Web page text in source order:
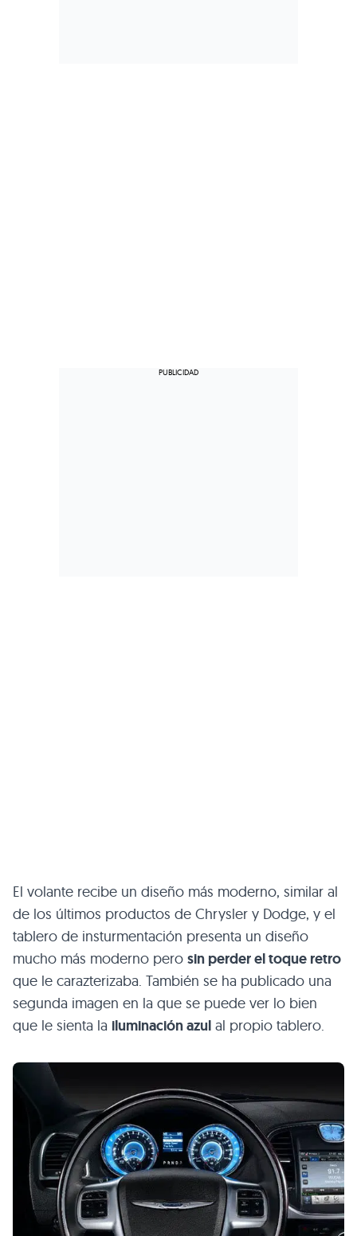
El volante recibe un diseño más moderno, similar al
de los últimos productos de Chrysler y Dodge, y el
tablero de insturmentación presenta un diseño
mucho más moderno pero sin perder el toque retro
que le carazterizaba. También se ha publicado una
segunda imagen en la que se puede ver lo bien
que le sienta la iluminación azul al propio tablero.